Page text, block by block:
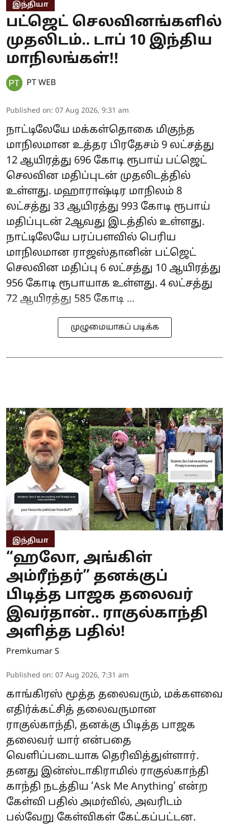
இந்தியா
பட்ஜெட் செலவினங்களில்
முதலிடம்.. டாப் 10 இந்திய
மாநிலங்கள்!!
PT WEB
Published on: 07 Aug 2026, 9:31 am
நாட்டிலேயே மக்கள்தொகை மிகுந்த
மாநிலமான உத்தர பிரதேசம் 9 லட்சத்து
12 ஆயிரத்து 696 கோடி ரூபாய் பட்ஜெட்
செலவின மதிப்புடன் முதலிடத்தில்
உள்ளது. மஹாராஷ்டிர மாநிலம் 8
லட்சத்து 33 ஆயிரத்து 993 கோடி ரூபாய்
மதிப்புடன் 2ஆவது இடத்தில் உள்ளது.
நாட்டிலேயே பரப்பளவில் பெரிய
மாநிலமான ராஜஸ்தானின் பட்ஜெட்
செலவின மதிப்பு 6 லட்சத்து 10 ஆயிரத்து
956 கோடி ரூபாயாக உள்ளது. 4 லட்சத்து
72 ஆயிரத்து 585 கோடி ...
முழுமையாகப் படிக்க
இந்தியா
“ஹலோ, அங்கிள்
அம்ரீந்தர்” தனக்குப்
பிடித்த பாஜக தலைவர்
இவர்தான்.. ராகுல்காந்தி
அளித்த பதில்!
Premkumar S
Published on: 07 Aug 2026, 7:31 am
காங்கிரஸ் மூத்த தலைவரும், மக்களவை
எதிர்க்கட்சித் தலைவருமான
ராகுல்காந்தி, தனக்கு பிடித்த பாஜக
தலைவர் யார் என்பதை
வெளிப்படையாக தெரிவித்துள்ளார்.
தனது இன்ஸ்டாகிராமில் ராகுல்காந்தி
காந்தி நடத்திய ‘Ask Me Anything’ என்ற
கேள்வி பதில் அமர்வில், அவரிடம்
பல்வேறு கேள்விகள் கேட்கப்பட்டன.